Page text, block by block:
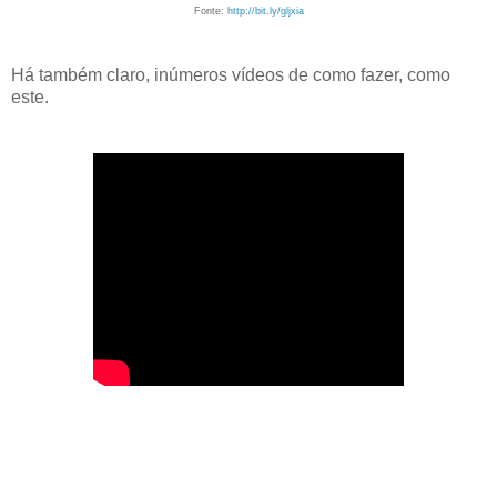
Fonte: http://bit.ly/gljxia
Há também claro, inúmeros vídeos de como fazer, como
este.